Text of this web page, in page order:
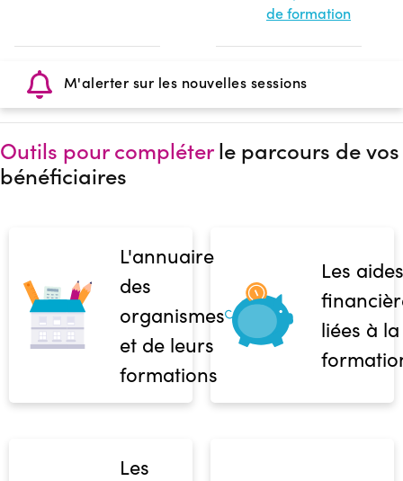
de formation
M'alerter sur les nouvelles sessions
Outils pour compléterle parcours de vos
bénéficiaires
L'annuaire
des
organismes
et de leurs
formations
Les aides
liées à la
Les